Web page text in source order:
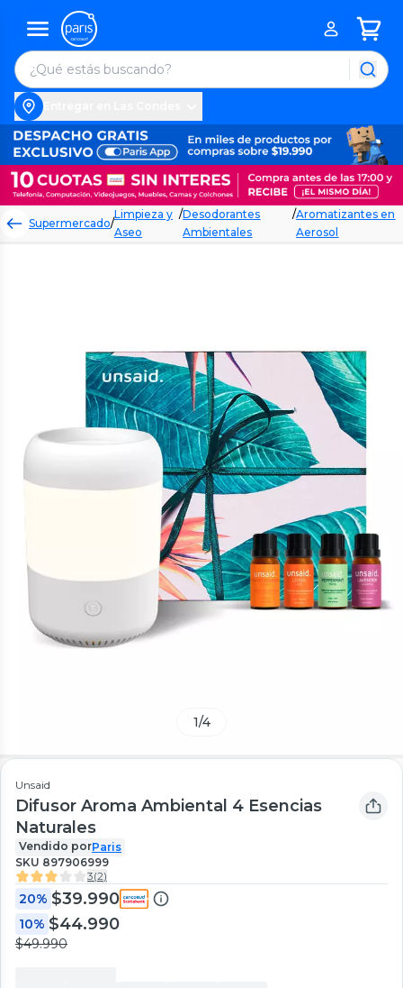
Supermercado/
Limpieza y
Aseo
/Desodorantes
Ambientales
/Aromatizantes en
Aerosol
1/4
Unsaid
Difusor Aroma Ambiental 4 Esencias
Naturales
Vendido porParis
SKU 897906999
3(2)
20% $39.990
10% $44.990
$49.990